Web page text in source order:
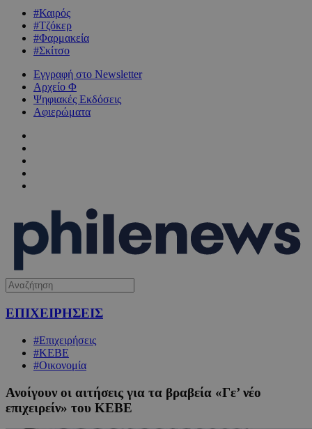
#Καιρός
#Τζόκερ
#Φαρμακεία
#Σκίτσο
Εγγραφή στο Newsletter
Αρχείο Φ
Ψηφιακές Εκδόσεις
Αφιερώματα
ΕΠΙΧΕΙΡΗΣΕΙΣ
#Επιχειρήσεις
#ΚΕΒΕ
#Οικονομία
Ανοίγουν οι αιτήσεις για τα βραβεία «Γε’ νέο
επιχειρείν» του ΚΕΒΕ